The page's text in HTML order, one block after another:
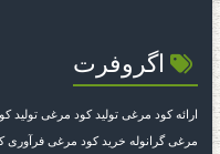
اگروفرت
ارائه کود مرغی تولید کود مرغی تولید
مرغی گرانوله خرید کود مرغی فرآوری